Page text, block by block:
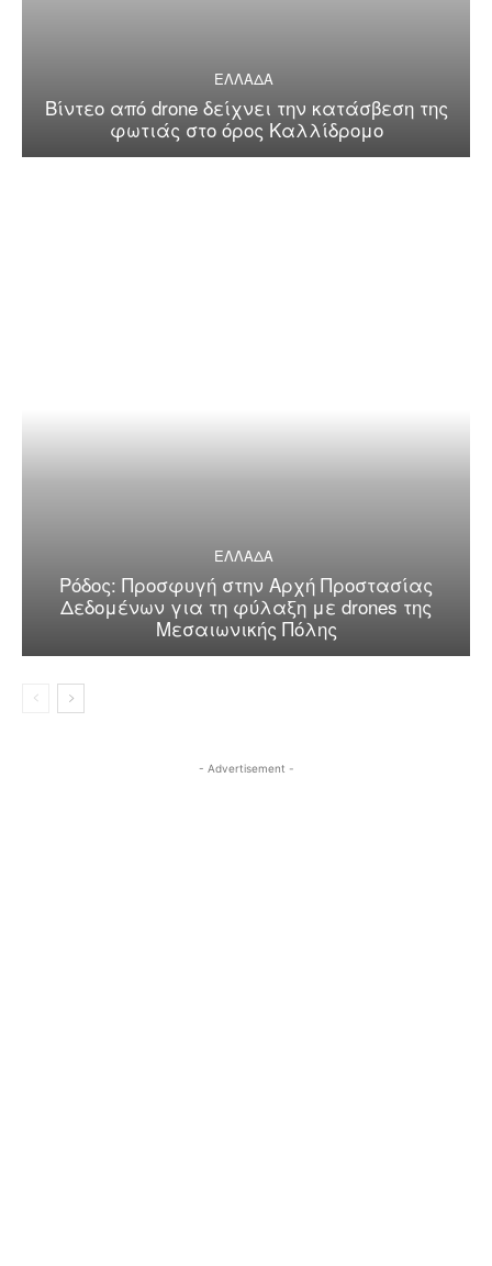
ΕΛΛΑΔΑ
Βίντεο από drone δείχνει την κατάσβεση της
φωτιάς στο όρος Καλλίδρομο
ΕΛΛΑΔΑ
Ρόδος: Προσφυγή στην Αρχή Προστασίας
Δεδομένων για τη φύλαξη με drones της
Μεσαιωνικής Πόλης
- Advertisement -